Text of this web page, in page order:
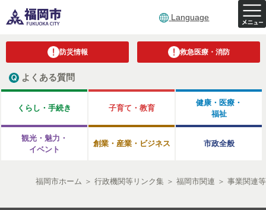
Language
防災情報 救急医療・消防
よくある質問
くらし・手続き 子育て・教育
健康・医療・
福祉
観光・魅力・
イベント
創業・産業・ビジネス 市政全般
福岡市ホーム ＞ 行政機関等リンク集 ＞ 福岡市関連 ＞ 事業関連等